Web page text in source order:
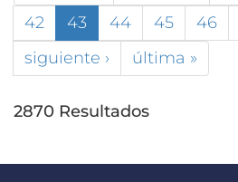
42
43 44 45 46
siguiente ›
última »
2870 Resultados